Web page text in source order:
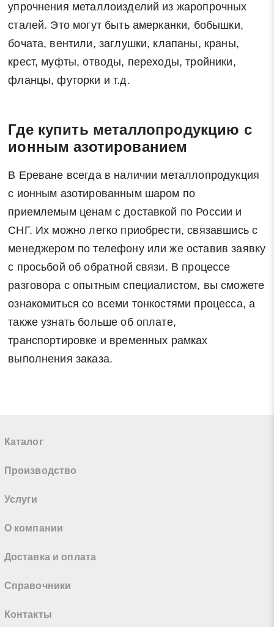
упрочнения металлоизделий из жаропрочных
сталей. Это могут быть амерканки, бобышки,
бочата, вентили, заглушки, клапаны, краны,
крест, муфты, отводы, переходы, тройники,
фланцы, футорки и т.д.
Где купить металлопродукцию с
ионным азотированием
В Ереване всегда в наличии металлопродукция
с ионным азотированным шаром по
приемлемым ценам с доставкой по России и
СНГ. Их можно легко приобрести, связавшись с
менеджером по телефону или же оставив заявку
с просьбой об обратной связи. В процессе
разговора с опытным специалистом, вы сможете
ознакомиться со всеми тонкостями процесса, а
также узнать больше об оплате,
транспортировке и временных рамках
выполнения заказа.
Каталог
Производство
Услуги
О компании
Доставка и оплата
Справочники
Контакты